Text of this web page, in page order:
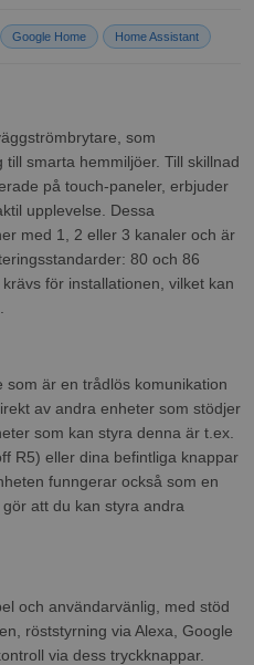
Google Home Home Assistant
som
smarta hemmiljöer. Till skillnad
på touch-paneler, erbjuder
upplevelse. Dessa
med 1, 2 eller 3 kanaler och är
80 och 86
för installationen, vilket kan
är en trådlös komunikation
av andra enheter som stödjer
som kan styra denna är t.ex.
R5) eller dina befintliga knappar
funngerar också som en
att du kan styra andra
och användarvänlig, med stöd
röststyrning via Alexa, Google
via dess tryckknappar.